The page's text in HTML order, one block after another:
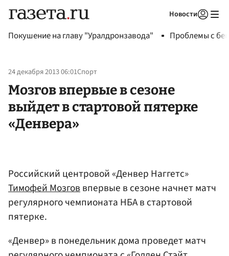
Новости
Покушение на главу "Уралдронзавода" Проблемы с
24 декабря 2013 06:01Спорт
Мозгов впервые в сезоне
выйдет в стартовой пятерке
«Денвера»
Российский центровой «Денвер Наггетс»
Тимофей Мозговвпервые в сезоне начнет матч
регулярного чемпионата НБА в стартовой
пятерке.
«Денвер» в понедельник дома проведет матч